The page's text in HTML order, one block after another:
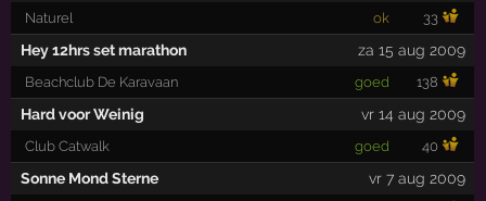
Naturel ok 33
Hey 12hrs set marathon za 15 aug 2009
Beachclub De Karavaan goed 138
Hard voor Weinig vr 14 aug 2009
Club Catwalk goed 40
Sonne Mond Sterne vr 7 aug 2009